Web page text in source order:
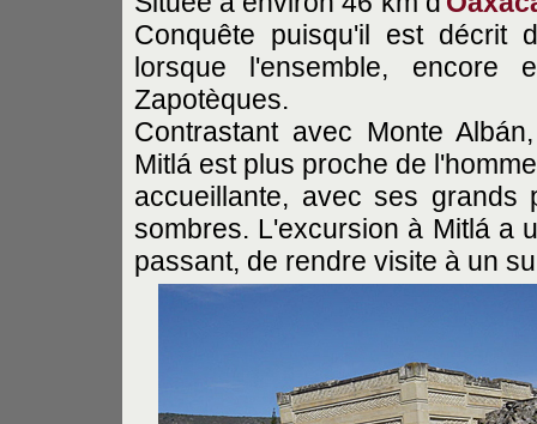
Conquête puisqu'il est décrit
lorsque l'ensemble,
Zapotèques.
Contrastant avec Monte
Mitlá est plus proche de
accueillante, avec ses grands
sombres. L'excursion à Mitlá a
passant, de rendre visite à un